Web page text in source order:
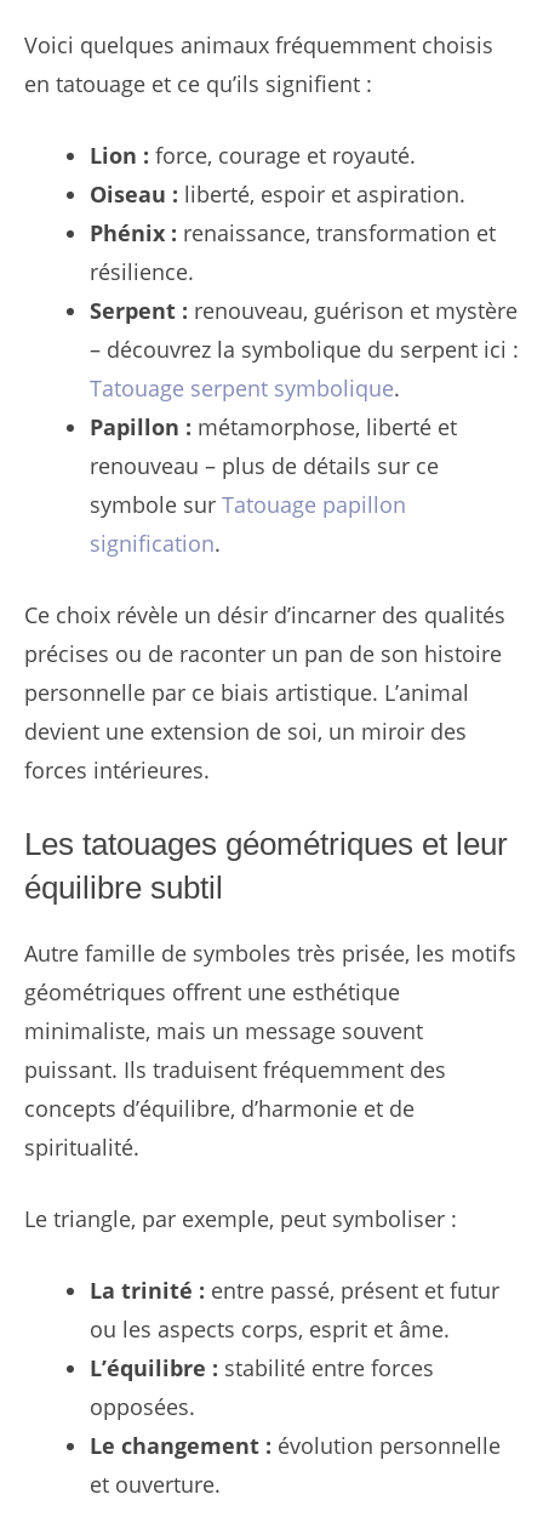
Voici quelques animaux fréquemment choisis
en tatouage et ce qu’ils signifient :
Lion : force, courage et royauté.
Oiseau : liberté, espoir et aspiration.
Phénix : renaissance, transformation et
résilience.
Serpent : renouveau, guérison et mystère
– découvrez la symbolique du serpent ici :
Tatouage serpent symbolique.
Papillon : métamorphose, liberté et
renouveau – plus de détails sur ce
symbole sur Tatouage papillon
signification.
Ce choix révèle un désir d’incarner des qualités
précises ou de raconter un pan de son histoire
personnelle par ce biais artistique. L’animal
devient une extension de soi, un miroir des
forces intérieures.
Les tatouages géométriques et leur
équilibre subtil
Autre famille de symboles très prisée, les motifs
géométriques offrent une esthétique
minimaliste, mais un message souvent
puissant. Ils traduisent fréquemment des
concepts d’équilibre, d’harmonie et de
spiritualité.
Le triangle, par exemple, peut symboliser :
La trinité : entre passé, présent et futur
ou les aspects corps, esprit et âme.
L’équilibre : stabilité entre forces
opposées.
Le changement : évolution personnelle
et ouverture.